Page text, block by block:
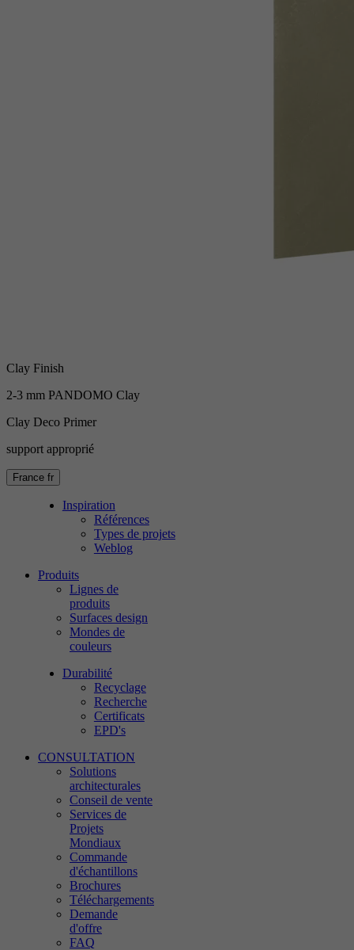
Clay Finish
2-3 mm PANDOMO Clay
Clay Deco Primer
support approprié
France fr
Inspiration
Références
Types de projets
Weblog
Produits
Lignes de
produits
Surfaces design
Mondes de
couleurs
Durabilité
Recyclage
Recherche
Certificats
EPD's
CONSULTATION
Solutions
architecturales
Conseil de vente
Services de
Projets
Mondiaux
Commande
d'échantillons
Brochures
Téléchargements
Demande
d'offre
FAQ